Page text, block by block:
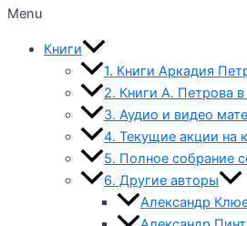
Menu
Книги
1. Книги Аркадия
2. Книги А. Петрова
3. Аудио и видео
4. Текущие акции на
5. Полное собрание
6. Другие авторы
Александр